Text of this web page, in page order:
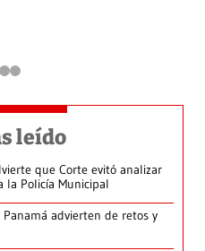
leído
que Corte evitó analizar
la Policía Municipal
advierten de retos y